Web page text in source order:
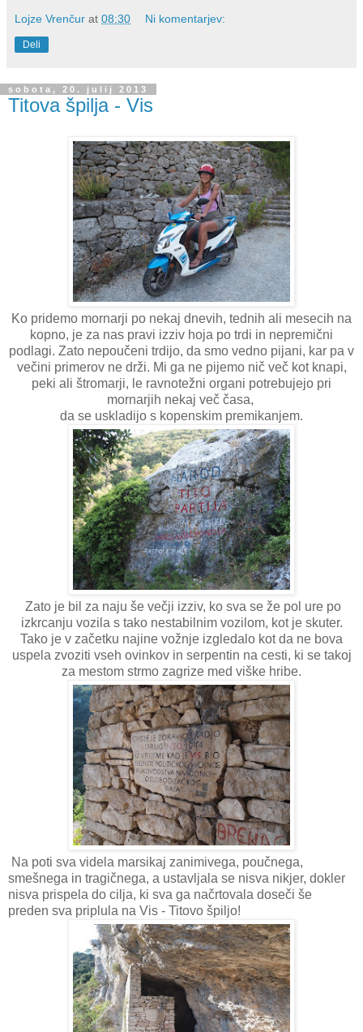
Lojze Vrenčur at 08:30 Ni komentarjev:
Deli
sobota, 20. julij 2013
Titova špilja - Vis
Ko pridemo mornarji po nekaj dnevih, tednih ali mesecih na
kopno, je za nas pravi izziv hoja po trdi in nepremični
podlagi. Zato nepoučeni trdijo, da smo vedno pijani, kar pa v
večini primerov ne drži. Mi ga ne pijemo nič več kot knapi,
peki ali štromarji, le ravnotežni organi potrebujejo pri
mornarjih nekaj več časa,
da se uskladijo s kopenskim premikanjem.
Zato je bil za naju še večji izziv, ko sva se že pol ure po
izkrcanju vozila s tako nestabilnim vozilom, kot je skuter.
Tako je v začetku najine vožnje izgledalo kot da ne bova
uspela zvoziti vseh ovinkov in serpentin na cesti, ki se takoj
za mestom strmo zagrize med viške hribe.
Na poti sva videla marsikaj zanimivega, poučnega,
smešnega in tragičnega, a ustavljala se nisva nikjer, dokler
nisva prispela do cilja, ki sva ga načrtovala doseči še
preden sva priplula na Vis - Titovo špiljo!